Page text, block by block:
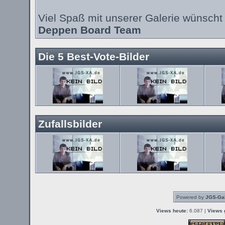
Viel Spaß mit unserer Galerie
Deppen Board Team
Die 5 Best-Vote-Bilder
Zufallsbilder
Powered by JGS-
Views heute:6.087 | Views